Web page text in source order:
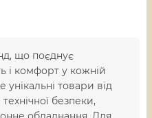
що поєднує
і комфорт у кожній
унікальні товари від
безпеки,